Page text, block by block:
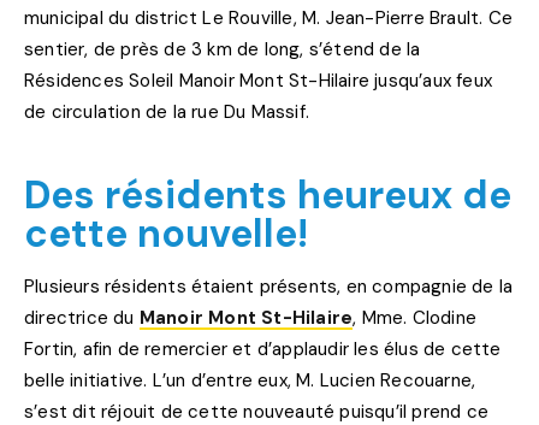
municipal du district Le Rouville, M. Jean-Pierre Brault. Ce
sentier, de près de 3 km de long, s’étend de la
Résidences Soleil Manoir Mont St-Hilaire jusqu’aux feux
de circulation de la rue Du Massif.
Des résidents heureux de
cette nouvelle!
Plusieurs résidents étaient présents, en compagnie de la
directrice du Manoir Mont St-Hilaire, Mme. Clodine
Fortin, afin de remercier et d’applaudir les élus de cette
belle initiative. L’un d’entre eux, M. Lucien Recouarne,
s’est dit réjouit de cette nouveauté puisqu’il prend ce